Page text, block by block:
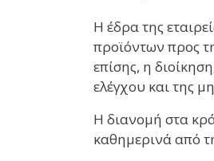
Η έδρα της
προϊόντων προς
επίσης, η
ελέγχου και της
Η διανομή στα
καθημερινά από